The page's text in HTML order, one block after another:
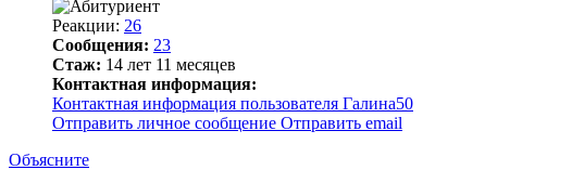
Реакции: 26
Сообщения: 23
Стаж: 14 лет 11 месяцев
Контактная информация:
Контактная информация пользователя Галина50
Отправить личное сообщение Отправить email
Объясните